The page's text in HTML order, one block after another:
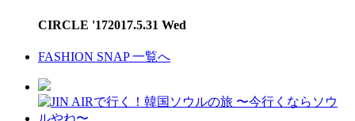
CIRCLE '172017.5.31 Wed
FASHION SNAP 一覧へ